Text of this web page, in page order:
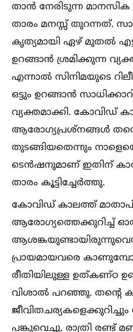
താൻ നേരിടുന്ന മാനസിക
താരം മനസ്സ് തുറന്നത്.
കൃത്യമായി ഏഴ് മുതല്‍
ഉറങ്ങാൻ ശ്രമിക്കുന്ന
എന്നാല്‍ സിനിമയുടെ
ഒട്ടും ഉറങ്ങാൻ
വ്യക്തമാക്കി. കോവിഡ്
ആരോഗ്യപ്രശ്നങ്ങള്‍
തുടങ്ങിയതെന്നും
ടെൻഷനുമാണ് ഇതിന്
താരം കൂട്ടിച്ചേർത്തു.
കോവിഡ് കാലത്ത്
ആരോഗ്യത്തെക്കുറിച്ച്‌
പ്രായമായവരെ
രീതിയിലുള്ള ഉത്കണ്ഠ
വിശാല്‍ പറഞ്ഞു. തന്റെ
പങ്കുവെച്ചു. രാത്രി രണ്ട്